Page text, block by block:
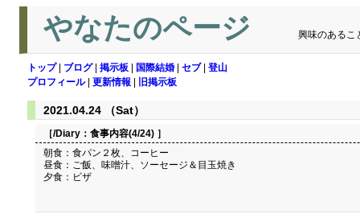
やなたのページ 興味のあるこ
トップ| ブログ| 掲示板 国際結婚 セブ| 登山
プロフィール| 更新情報 旧掲示板
2021.04.24 （Sat）
［/Diary： 食事内容(4/24) ］
朝食：食パン２枚、コーヒー
昼食：ご飯、味噌汁、ソーセージ＆目玉焼き
夕食：ビザ